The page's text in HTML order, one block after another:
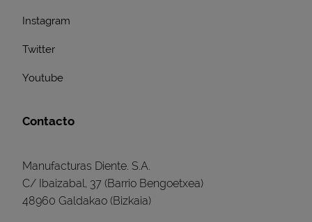
Instagram
Twitter
Youtube
Contacto
Manufacturas Diente. S.A.
C/ Ibaizabal, 37 (Barrio Bengoetxea)
48960 Galdakao (Bizkaia)